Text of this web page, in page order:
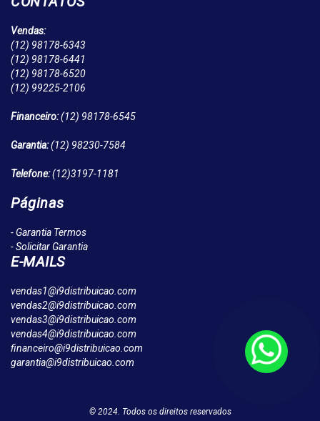
Vendas:
(12) 98178-6343
(12) 98178-6441
(12) 98178-6520
(12) 99225-2106
Financeiro:(12) 98178-6545
Garantia:(12) 98230-7584
Telefone:(12)3197-1181
Páginas
- Garantia Termos
- Solicitar Garantia
E-MAILS
vendas1@i9distribuicao.com
vendas2@i9distribuicao.com
vendas3@i9distribuicao.com
vendas4@i9distribuicao.com
financeiro@i9distribuicao.com
garantia@i9distribuicao.com
© 2024. Todos os direitos reservados